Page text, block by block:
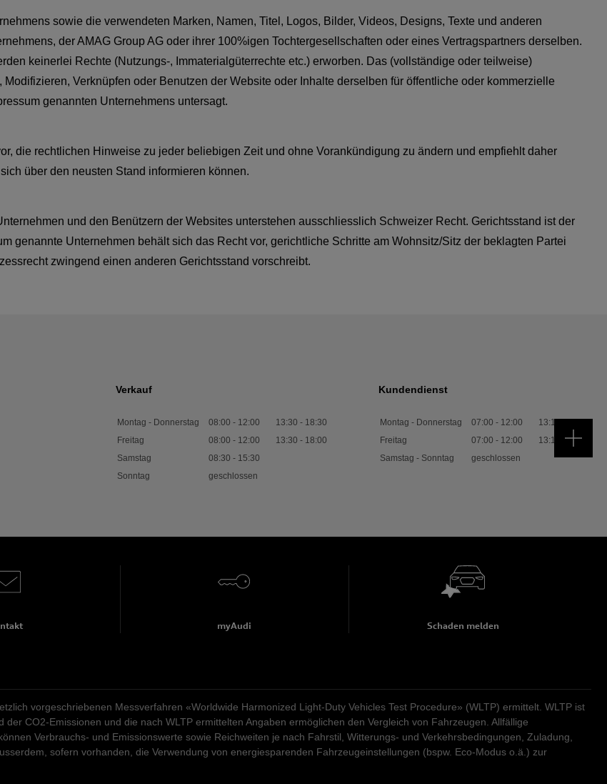
sowie die verwendeten Marken, Namen, Titel, Logos, Bilder, Videos, Designs, Texte und anderen
der AMAG Group AG oder ihrer 100%igen Tochtergesellschaften oder eines Vertragspartners derselben.
keinerlei Rechte (Nutzungs-, Immaterialgüterrechte etc.) erworben. Das (vollständige oder teilweise)
Verknüpfen oder Benutzen der Website oder Inhalte derselben für öffentliche oder kommerzielle
genannten Unternehmens untersagt.
die rechtlichen Hinweise zu jeder beliebigen Zeit und ohne Vorankündigung zu ändern und empfiehlt daher
über den neusten Stand informieren können.
und den Benützern der Websites unterstehen ausschliesslich Schweizer Recht. Gerichtsstand ist der
genannte Unternehmen behält sich das Recht vor, gerichtliche Schritte am Wohnsitz/Sitz der beklagten Partei
zwingend einen anderen Gerichtsstand vorschreibt.
Verkauf
Montag - Donnerstag 08:00 - 12:00 13:30 - 18:30
Freitag
08:00 - 12:00 13:30 - 18:00
Samstag
08:30 - 15:30
Sonntag
geschlossen
Kundendienst
Montag - Donnerstag 07:00 - 12:00 13:15
Freitag
07:00 - 12:00 13:15 -17:00
Samstag - Sonntag
geschlossen
myAudi Schaden melden
vorgeschriebenen Messverfahren «Worldwide Harmonized Light-Duty Vehicles Test Procedure» (WLTP) ermittelt. WLTP ist
CO2-Emissionen und die nach WLTP ermittelten Angaben ermöglichen den Vergleich von Fahrzeugen. Allfällige
Verbrauchs- und Emissionswerte sowie Reichweiten je nach Fahrstil, Witterungs- und Verkehrsbedingungen, Zuladung,
sofern vorhanden, die Verwendung von energiesparenden Fahrzeugeinstellungen (bspw. Eco-Modus o.ä.) zur